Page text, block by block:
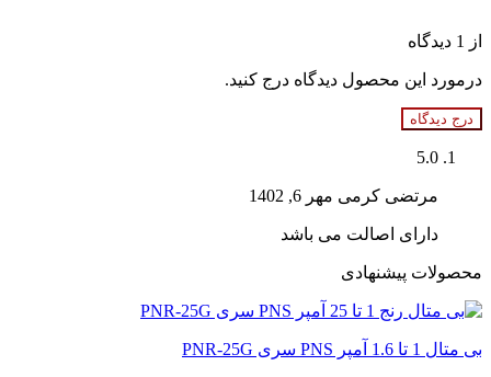
از 1 دیدگاه
درمورد این محصول دیدگاه درج کنید.
درج دیدگاه
5.0
مرتضی کرمی مهر 6, 1402
دارای اصالت می باشد
محصولات پیشنهادی
بی متال 1 تا 1.6 آمپر PNS سری PNR-25G